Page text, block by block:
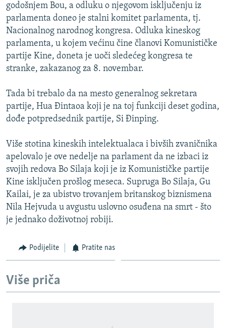
POPLAVE I KLIZIŠTA U BIH 2024.
TV LIBERTY
POST SCRIPTUM
MOJA EVROPA
SVE KARTE DEJTONA
NASTANAK I RASPAD JUGOSLAVIJE
Sve RFE/RL stranice
godošnjem Bou, a odluku o njegovom isključenju iz
parlamenta doneo je stalni komitet parlamenta, tj.
Nacionalnog narodnog kongresa. Odluka kineskog
parlamenta, u kojem većinu čine članovi Komunističke
partije Kine, doneta je uoči sledećeg kongresa te
stranke, zakazanog za 8. novembar.
Tada bi trebalo da na mesto generalnog sekretara
partije, Hua Đintaoa koji je na toj funkciji deset godina,
dođe potpredsednik partije, Si Đinping.
Više stotina kineskih intelektualaca i bivših zvaničnika
apelovalo je ove nedelje na parlament da ne izbaci iz
svojih redova Bo Silaja koji je iz Komunističke partije
Kine isključen prošlog meseca. Supruga Bo Silaja, Gu
Kailai, je za ubistvo trovanjem britanskog biznismena
Nila Hejvuda u avgustu uslovno osuđena na smrt - što
je jednako doživotnoj robiji.
Podijelite Pratite nas
Više priča